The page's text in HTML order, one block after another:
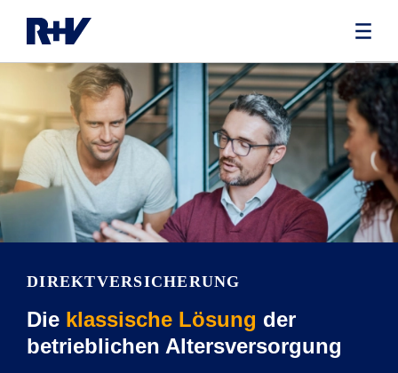
DIREKTVERSICHERUNG
Die klassische Lösung der
betrieblichen Altersversorgung